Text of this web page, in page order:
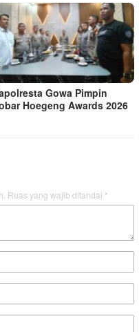
Gowa Pimpin
Hoegeng Awards 2026
Ruas yang wajib ditandai *